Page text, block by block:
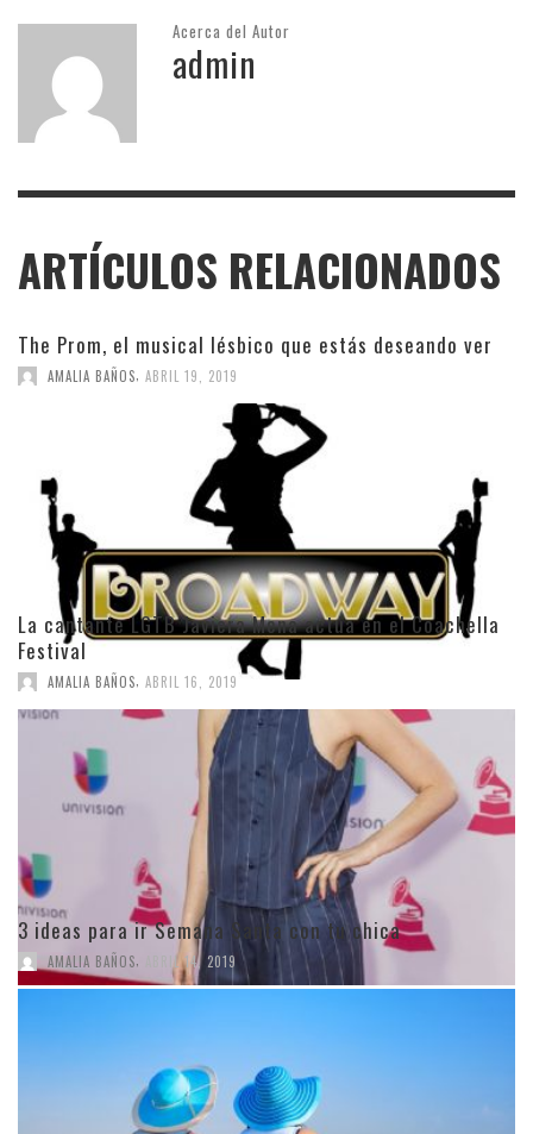
Acerca del Autor
admin
ARTÍCULOS RELACIONADOS
The Prom, el musical lésbico que estás deseando ver
AMALIA BAÑOS ABRIL 19, 2019
La cantante LGTB Javiera Mena actúa en el Coachella
Festival
AMALIA BAÑOS ABRIL 16, 2019
3 ideas para ir Semana Santa con tu chica
AMALIA BAÑOS ABRIL 14, 2019